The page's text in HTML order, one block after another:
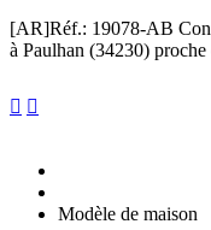
[AR]Réf.: 19078-AB
à Paulhan (34230)
 
Modèle de maison